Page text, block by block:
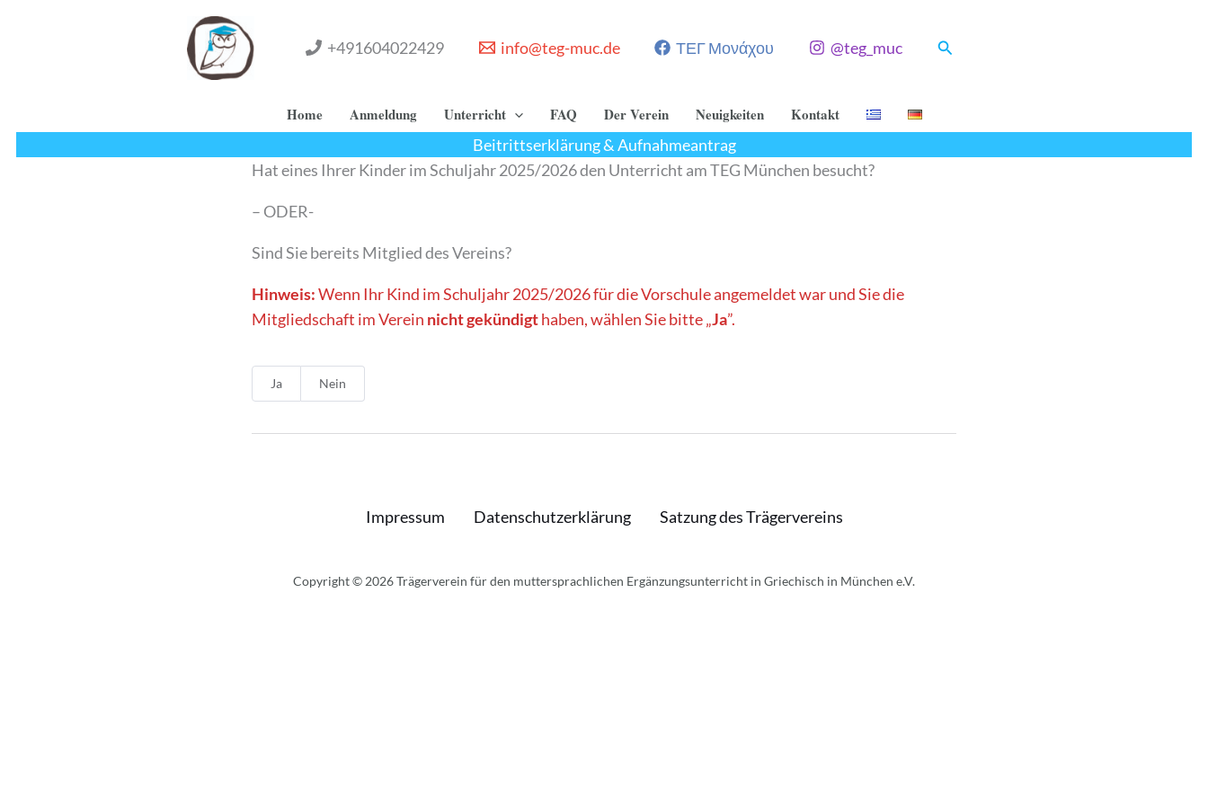
+491604022429 info@teg-muc.de ΤΕΓ Μονάχου @teg_muc Suchen
Home Anmeldung Unterricht FAQ Der Verein Neuigkeiten
Kontakt
Beitrittserklärung & Aufnahmeantrag
Hat eines Ihrer Kinder im Schuljahr 2025/2026 den Unterricht am TEG München besucht?
– ODER-
Sind Sie bereits Mitglied des Vereins?
Hinweis:Wenn Ihr Kind im Schuljahr 2025/2026 für die Vorschule angemeldet war und Sie die
Mitgliedschaft im Verein nicht gekündigthaben, wählen Sie bitte „Ja”.
Ja Nein
Impressum Datenschutzerklärung Satzung des Trägervereins
Copyright © 2026 Trägerverein für den muttersprachlichen Ergänzungsunterricht in Griechisch in München e.V.